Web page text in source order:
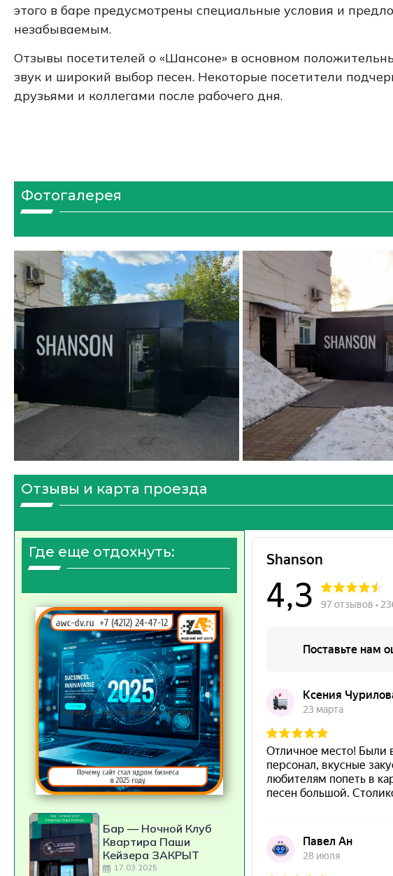
этого в баре предусмотрены специальные условия и
незабываемым.
Отзывы посетителей о «Шансоне» в основном
звук и широкий выбор песен. Некоторые посетители
друзьями и коллегами после рабочего дня.
Фотогалерея
Отзывы и карта проезда
Где еще отдохнуть:
Бар — Ночной Клуб
Квартира Паши
Кейзера ЗАКРЫТ
17.03.2025